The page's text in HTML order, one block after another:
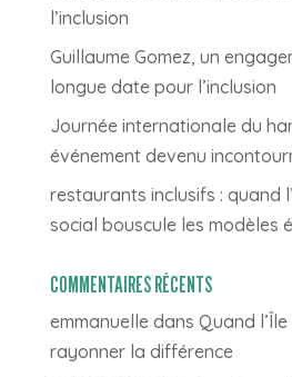
l’inclusion
Guillaume Gomez, un
longue date pour l’inclusion
Journée internationale du
événement devenu
restaurants inclusifs : quand
social bouscule les modèles
COMMENTAIRES RÉCENTS
emmanuelledans Quand
rayonner la différence